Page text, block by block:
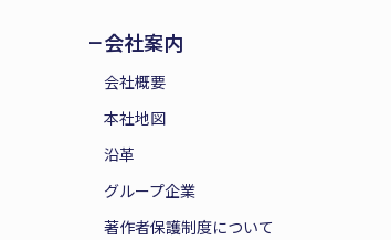
会社案内
会社概要
本社地図
沿革
グループ企業
著作者保護制度について